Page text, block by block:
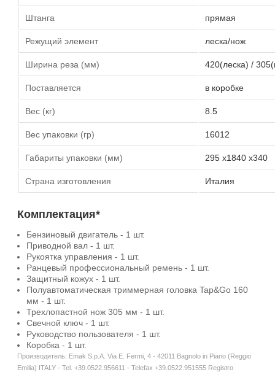
Штанга прямая
Режущий элемент леска/нож
Ширина реза (мм) 420(леска) /
Поставляется в коробке
Вес (кг) 8.5
Вес упаковки (гр) 16012
Габариты упаковки (мм) 295 х1840 x340
Страна изготовления Италия
Комплектация*
Бензиновый двигатель - 1 шт.
Приводной вал - 1 шт.
Рукоятка управления - 1 шт.
Ранцевый профессиональный ремень - 1 шт.
Защитный кожух - 1 шт.
Полуавтоматическая триммерная головка Tap&Go 160
мм - 1 шт.
Трехлопастной нож 305 мм - 1 шт.
Свечной ключ - 1 шт.
Руководство пользователя - 1 шт.
Коробка - 1 шт.
Производитель: Emak S.p.A. Via E. Fermi, 4 - 42011 Bagnolo in Piano (Reggio
Emilia) ITALY - Tel. +39.0522.956611 - Telefax +39.0522.951555 Registro